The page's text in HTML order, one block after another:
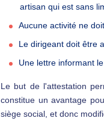
artisan qui est sans
Aucune activité ne
Le dirigeant doit être
Une lettre informant
Le but de l'attestation
constitue un avantage
siège social, et donc